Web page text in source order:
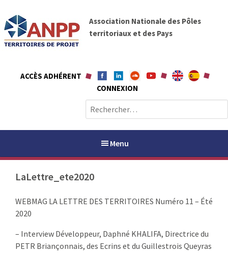
t
A
N
P
P
Association Nationale des Pôles
territoriaux et des Pays
ACCÈS ADHÉRENT
CONNEXION
e
c
c
e
:
Menu
RENCONTRES
LaLettre_ete2020
WEBMAG LA LETTRE DES TERRITOIRES Numéro 11 – Été
2020
– Interview Développeur, Daphné KHALIFA, Directrice du
PETR Briançonnais, des Ecrins et du Guillestrois Queyras